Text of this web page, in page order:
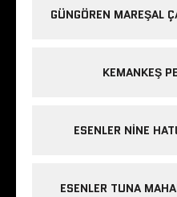
GÜNGÖREN MAREŞAL
KEMANKEŞ
ESENLER NINE
ESENLER TUNA